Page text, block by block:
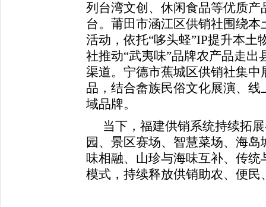
列台湾文创、休闲食品等优质
台。莆田市涵江区供销社围绕
活动，依托“哆头蛏”IP提升本
社推动“武夷味”品牌农产品走
渠道。宁德市蕉城区供销社集
品，结合畲族民俗文化展演、线
域品牌。
当下，福建供销系统持续拓
园、景区赛场、智慧菜场、海
味相融、山珍与海味互补、传
模式，持续释放供销助农、便